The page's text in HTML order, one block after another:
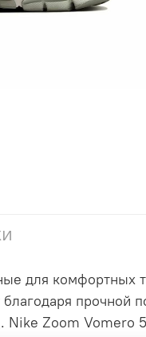
для комфортных
прочной
Zoom Vomero